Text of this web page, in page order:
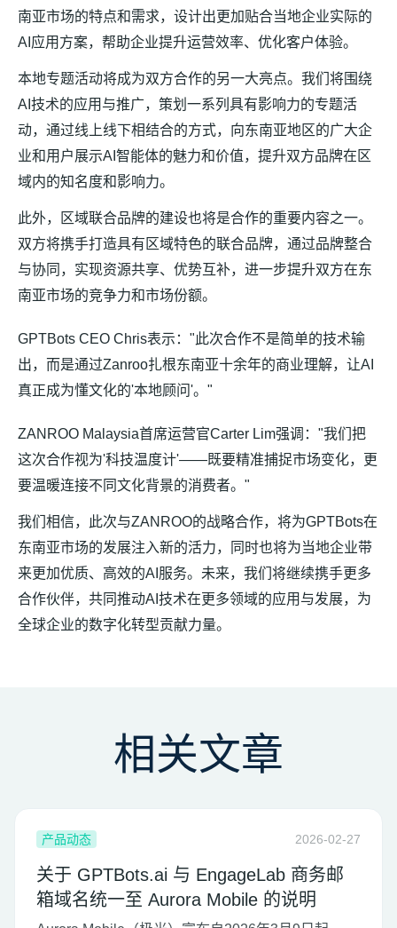
南亚市场的特点和需求，设计出更加贴合当地企业实际的
AI应用方案，帮助企业提升运营效率、优化客户体验。
本地专题活动将成为双方合作的另一大亮点。我们将围绕
AI技术的应用与推广，策划一系列具有影响力的专题活
动，通过线上线下相结合的方式，向东南亚地区的广大企
业和用户展示AI智能体的魅力和价值，提升双方品牌在区
域内的知名度和影响力。
此外，区域联合品牌的建设也将是合作的重要内容之一。
双方将携手打造具有区域特色的联合品牌，通过品牌整合
与协同，实现资源共享、优势互补，进一步提升双方在东
南亚市场的竞争力和市场份额。
GPTBots CEO Chris表示："此次合作不是简单的技术输
出，而是通过Zanroo扎根东南亚十余年的商业理解，让AI
真正成为懂文化的'本地顾问'。"
ZANROO Malaysia首席运营官Carter Lim强调："我们把
这次合作视为'科技温度计'——既要精准捕捉市场变化，更
要温暖连接不同文化背景的消费者。"
我们相信，此次与ZANROO的战略合作，将为GPTBots在
东南亚市场的发展注入新的活力，同时也将为当地企业带
来更加优质、高效的AI服务。未来，我们将继续携手更多
合作伙伴，共同推动AI技术在更多领域的应用与发展，为
全球企业的数字化转型贡献力量。
相关文章
产品动态 2026-02-27
关于 GPTBots.ai 与 EngageLab 商务邮
箱域名统一至 Aurora Mobile 的说明